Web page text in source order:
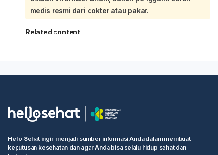
medis resmi dari dokter atau pakar.
Related content
Hello Sehat ingin menjadi sumber informasi Anda dalam membuat
keputusan kesehatan dan agar Anda bisa selalu hidup sehat dan